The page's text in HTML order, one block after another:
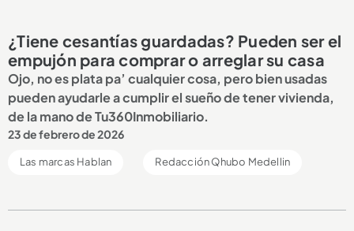
¿Tiene cesantías guardadas? Pueden ser el
empujón para comprar o arreglar su casa
Ojo, no es plata pa’ cualquier cosa, pero bien usadas
pueden ayudarle a cumplir el sueño de tener vivienda,
de la mano de Tu360Inmobiliario.
23 de febrero de 2026
Las marcas Hablan Redacción Qhubo Medellin